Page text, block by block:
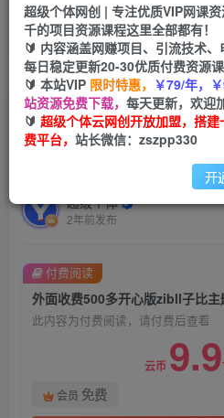
挂机
项目
脚本卡密
首页 创业课程 会员免费 正文
外面收费500多开心版zibll
WordPress主题（搭建设备
超级个体
2年前发布
此内容为付费阅读，请付费后查看
云币 9.9
会员 免费
付费阅读
超级个体网创 | 专注优质VIP网课
千的项目资源课程这里全部都有！
🔰 内容涵盖网赚项目、引流技术、
每日稳定更新20-30优质付费资源课
🔰 本站VIP 限时特惠， ￥79/年，
站资源免费下载， 每天更新，欢迎
🔰 超级个体云网创开放加盟，搭
费平台， 站长微信：zszpp330
开